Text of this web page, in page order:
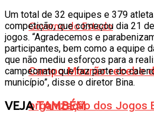
Campo Mourão recebe
organização dos Jogos
Um total de 32 equipes e 379
competição, que começou dia 21
jogos. “Agradecemos e
participantes, bem como a equipe
que não mediu esforços para a
campeonato que faz parte do
município”, disse o diretor Bina.
VEJATAMBÉM